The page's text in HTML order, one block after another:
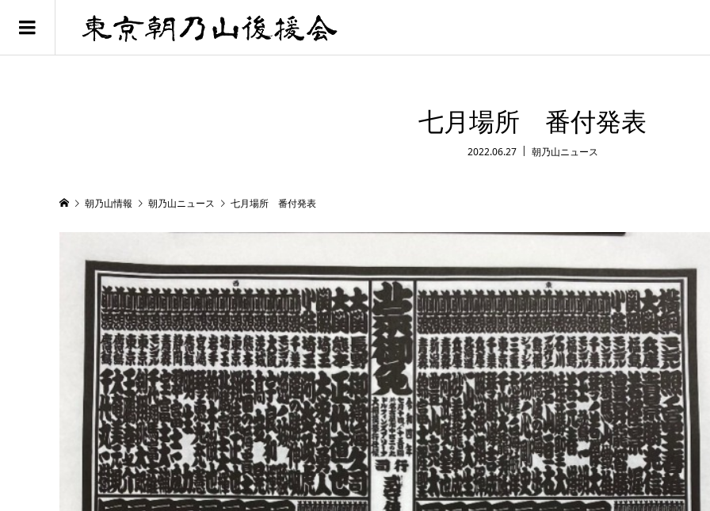
七月場所 番付発表
2022.06.27 朝乃山ニュース
朝乃山情報 朝乃山ニュース 七月場所 番付発表